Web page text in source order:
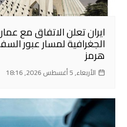
ايران تعلن الاتفاق مع
الجغرافية لمسار عبور
هرمز
الأربعاء, 5 أغسطس 2026, 18:16